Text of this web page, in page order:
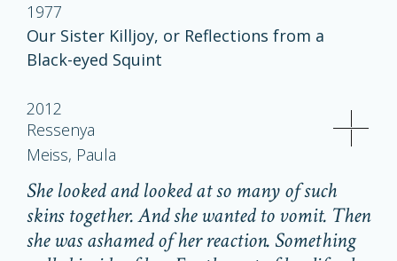
1977
Our Sister Killjoy, or Reflections from a
Black-eyed Squint
2012
Ressenya
Meiss, Paula
She looked and looked at so many of such
skins together. And she wanted to vomit. Then
she was ashamed of her reaction. Something